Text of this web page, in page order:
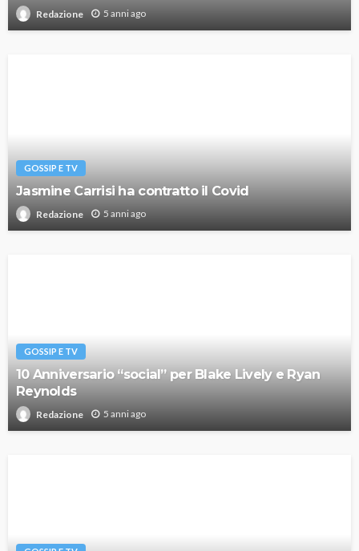
Redazione 5 anni ago
GOSSIP E TV
Jasmine Carrisi ha contratto il Covid
Redazione 5 anni ago
GOSSIP E TV
10 Anniversario “social” per Blake Lively e Ryan
Reynolds
Redazione 5 anni ago